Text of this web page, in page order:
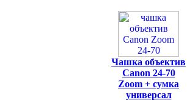
Чашка объектив
Canon 24-70
Zoom + сумка
универсал